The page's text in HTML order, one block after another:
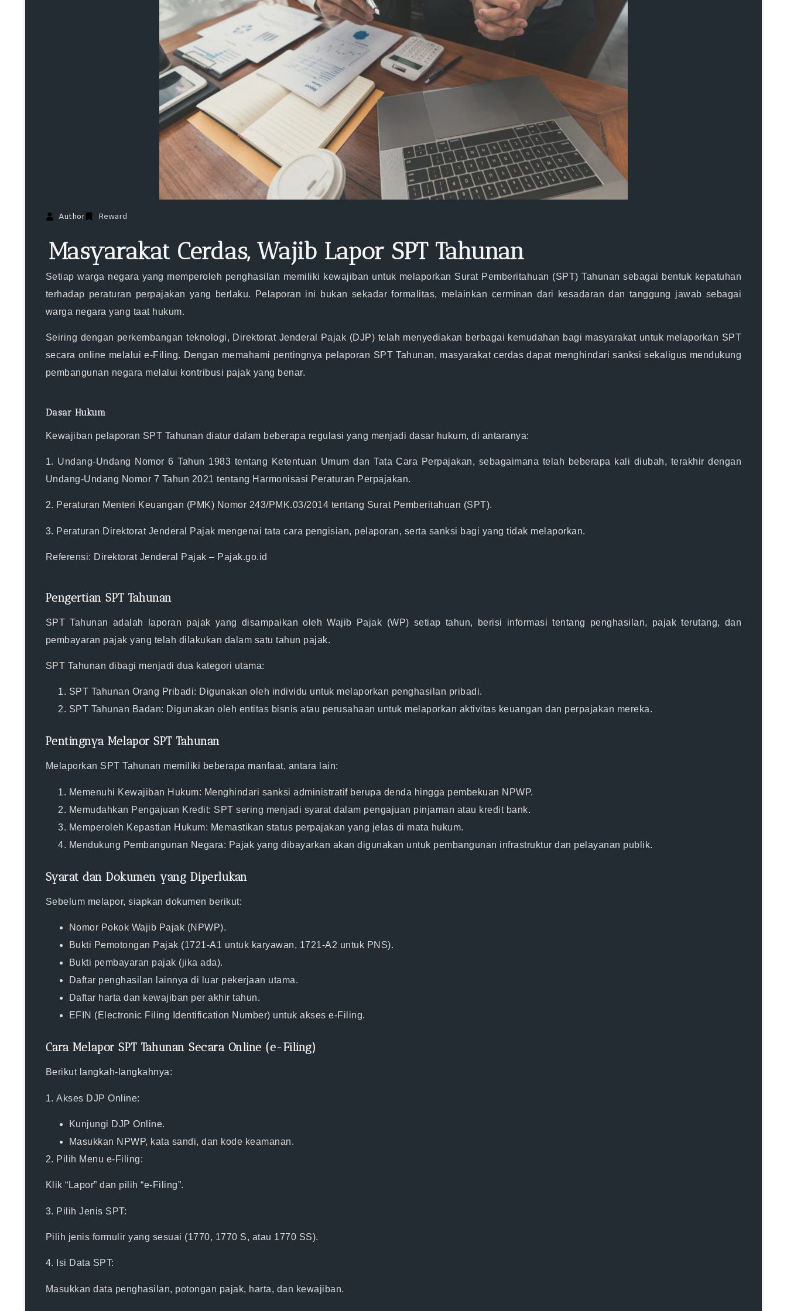
Author Reward
Masyarakat Cerdas, Wajib Lapor SPT Tahunan
Setiap warga negara yang memperoleh penghasilan memiliki kewajiban untuk melaporkan Surat Pemberitahuan (SPT) Tahunan sebagai bentuk kepatuhan
terhadap peraturan perpajakan yang berlaku. Pelaporan ini bukan sekadar formalitas, melainkan cerminan dari kesadaran dan tanggung jawab sebagai
warga negara yang taat hukum.
Seiring dengan perkembangan teknologi, Direktorat Jenderal Pajak (DJP) telah menyediakan berbagai kemudahan bagi masyarakat untuk melaporkan SPT
secara online melalui e-Filing. Dengan memahami pentingnya pelaporan SPT Tahunan, masyarakat cerdas dapat menghindari sanksi sekaligus mendukung
pembangunan negara melalui kontribusi pajak yang benar.
Dasar Hukum
Kewajiban pelaporan SPT Tahunan diatur dalam beberapa regulasi yang menjadi dasar hukum, di antaranya:
1. Undang-Undang Nomor 6 Tahun 1983 tentang Ketentuan Umum dan Tata Cara Perpajakan, sebagaimana telah beberapa kali diubah, terakhir dengan
Undang-Undang Nomor 7 Tahun 2021 tentang Harmonisasi Peraturan Perpajakan.
2. Peraturan Menteri Keuangan (PMK) Nomor 243/PMK.03/2014 tentang Surat Pemberitahuan (SPT).
3. Peraturan Direktorat Jenderal Pajak mengenai tata cara pengisian, pelaporan, serta sanksi bagi yang tidak melaporkan.
Referensi: Direktorat Jenderal Pajak – Pajak.go.id
Pengertian SPT Tahunan
SPT Tahunan adalah laporan pajak yang disampaikan oleh Wajib Pajak (WP) setiap tahun, berisi informasi tentang penghasilan, pajak terutang, dan
pembayaran pajak yang telah dilakukan dalam satu tahun pajak.
SPT Tahunan dibagi menjadi dua kategori utama:
SPT Tahunan Orang Pribadi: Digunakan oleh individu untuk melaporkan penghasilan pribadi.
SPT Tahunan Badan: Digunakan oleh entitas bisnis atau perusahaan untuk melaporkan aktivitas keuangan dan perpajakan mereka.
Pentingnya Melapor SPT Tahunan
Melaporkan SPT Tahunan memiliki beberapa manfaat, antara lain:
Memenuhi Kewajiban Hukum: Menghindari sanksi administratif berupa denda hingga pembekuan NPWP.
Memudahkan Pengajuan Kredit: SPT sering menjadi syarat dalam pengajuan pinjaman atau kredit bank.
Memperoleh Kepastian Hukum: Memastikan status perpajakan yang jelas di mata hukum.
Mendukung Pembangunan Negara: Pajak yang dibayarkan akan digunakan untuk pembangunan infrastruktur dan pelayanan publik.
Syarat dan Dokumen yang Diperlukan
Sebelum melapor, siapkan dokumen berikut:
Nomor Pokok Wajib Pajak (NPWP).
Bukti Pemotongan Pajak (1721-A1 untuk karyawan, 1721-A2 untuk PNS).
Bukti pembayaran pajak (jika ada).
Daftar penghasilan lainnya di luar pekerjaan utama.
Daftar harta dan kewajiban per akhir tahun.
EFIN (Electronic Filing Identification Number) untuk akses e-Filing.
Cara Melapor SPT Tahunan Secara Online (e-Filing)
Berikut langkah-langkahnya:
1.Akses DJP Online:
Kunjungi DJP Online.
Masukkan NPWP, kata sandi, dan kode keamanan.
2. Pilih Menu e-Filing:
Klik “Lapor” dan pilih “e-Filing”.
3. Pilih Jenis SPT:
Pilih jenis formulir yang sesuai (1770, 1770 S, atau 1770 SS).
4. Isi Data SPT:
Masukkan data penghasilan, potongan pajak, harta, dan kewajiban.